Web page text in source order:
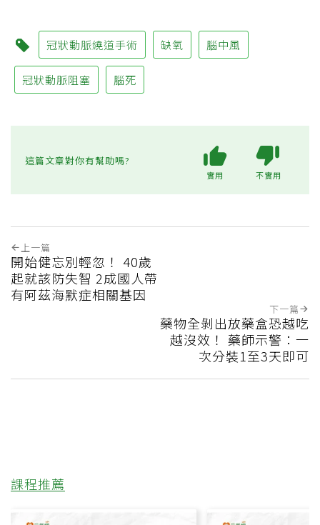
冠狀動脈繞道手術 缺氧 腦中風
冠狀動脈阻塞 腦死
這篇文章對你有幫助嗎?
實用 不實用
上一篇
開始健忘別輕忽！ 40歲
起就該防失智 2成國人帶
有阿茲海默症相關基因
下一篇
藥物全剝出放藥盒恐越吃
越沒效！ 藥師示警：一
次分裝1至3天即可
課程推薦